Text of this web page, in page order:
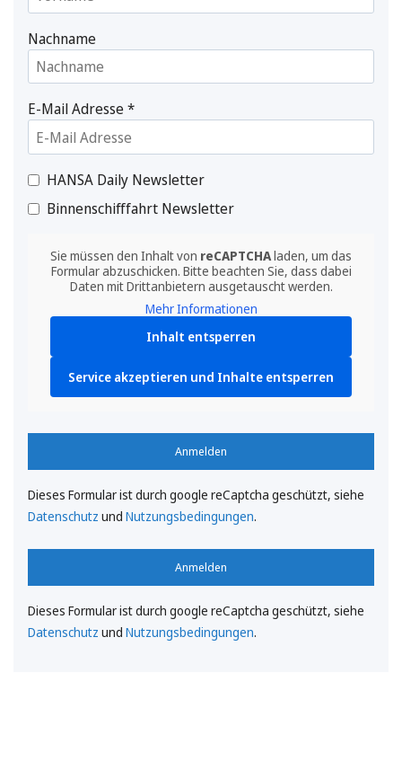
Nachname
E-Mail Adresse*
HANSA Daily Newsletter
Binnenschifffahrt Newsletter
Sie müssen den Inhalt von reCAPTCHAladen, um das
Formular abzuschicken. Bitte beachten Sie, dass dabei
Daten mit Drittanbietern ausgetauscht werden.
Mehr Informationen
Inhalt entsperren
Service akzeptieren und Inhalte entsperren
Anmelden
Dieses Formular ist durch google reCaptcha geschützt, siehe
Datenschutz und Nutzungsbedingungen.
Anmelden
Dieses Formular ist durch google reCaptcha geschützt, siehe
Datenschutz und Nutzungsbedingungen.